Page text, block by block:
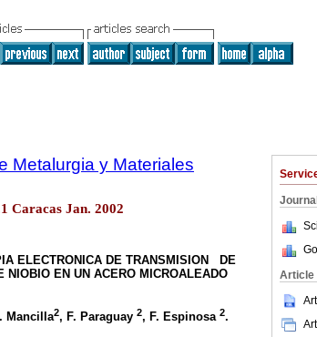
Journal
Article
Metalurgia y Materiales
Caracas Jan. 2002
ELECTRONICA DE TRANSMISION DE
NIOBIO EN UN ACERO MICROALEADO
Mancilla2, F. Paraguay 2, F. Espinosa 2.